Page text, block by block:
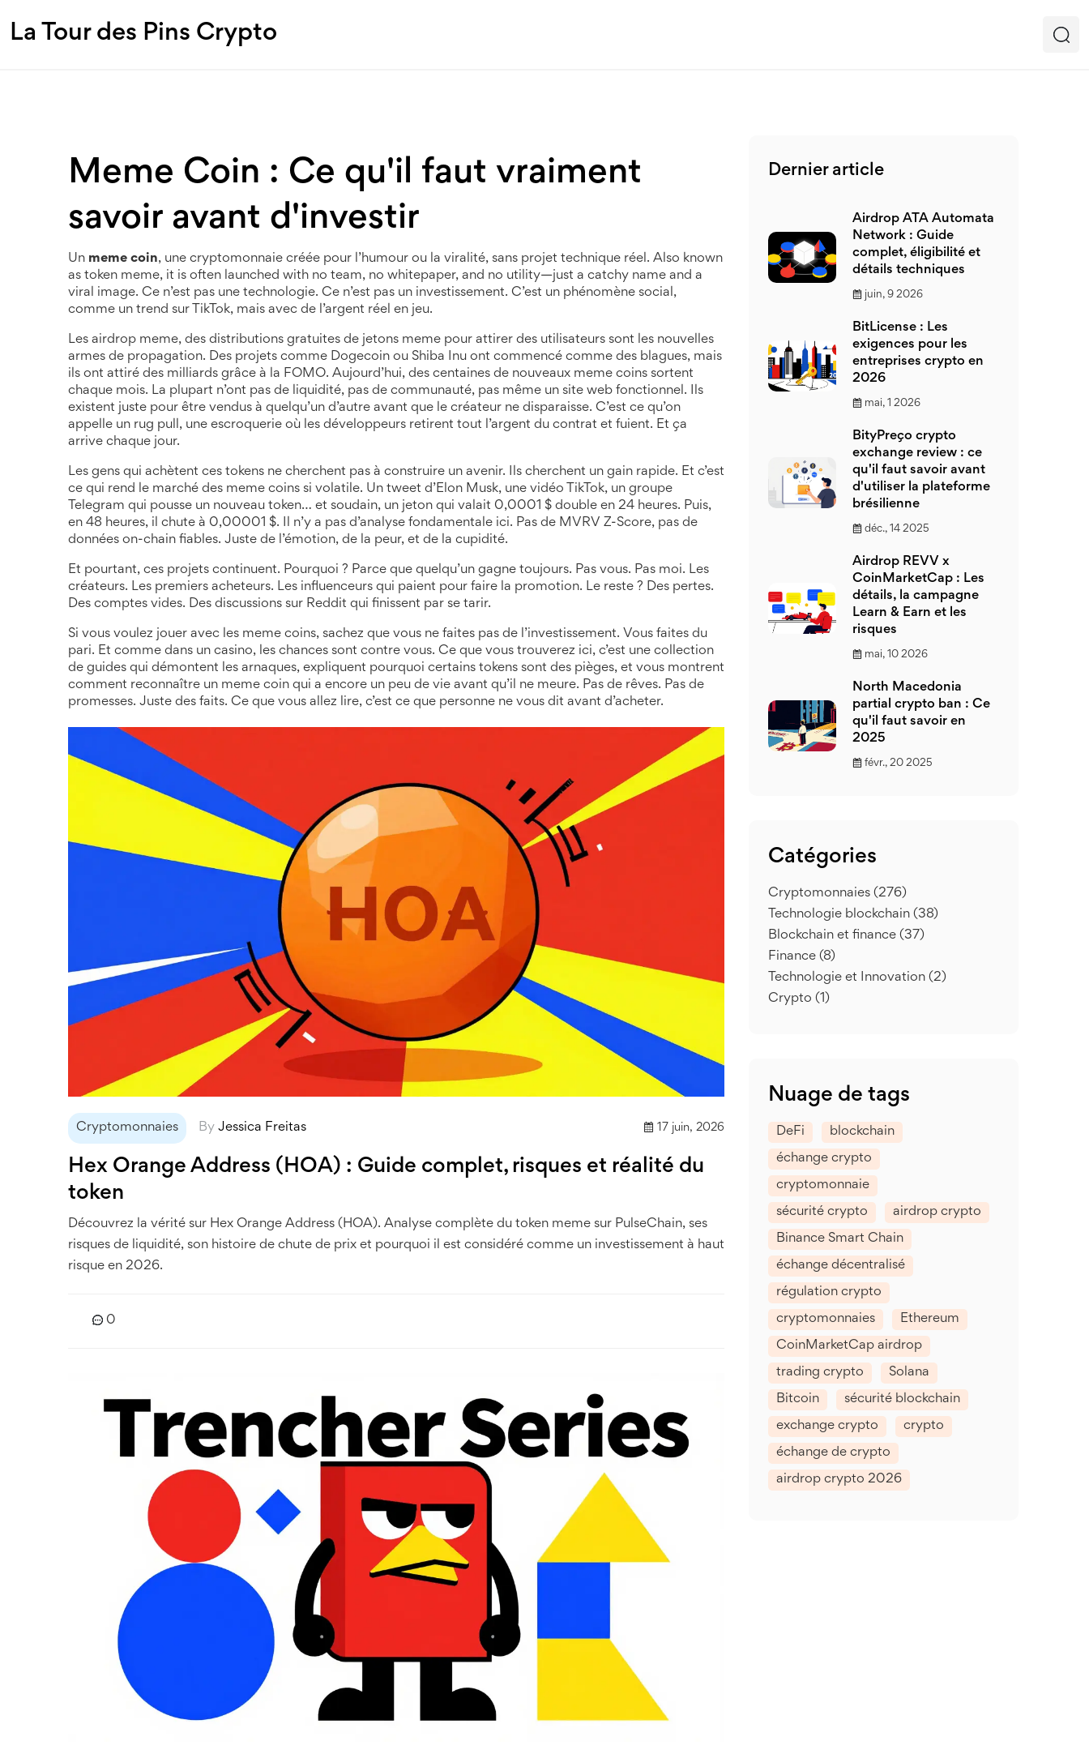
La Tour des Pins Crypto
Meme Coin : Ce qu'il faut vraiment
savoir avant d'investir
Un meme coin, une cryptomonnaie créée pour l’humour ou la viralité, sans projet technique réel. Also known
as token meme, it is often launched with no team, no whitepaper, and no utility—just a catchy name and a
viral image. Ce n’est pas une technologie. Ce n’est pas un investissement. C’est un phénomène social,
comme un trend sur TikTok, mais avec de l’argent réel en jeu.
Les airdrop meme, des distributions gratuites de jetons meme pour attirer des utilisateurs sont les nouvelles
armes de propagation. Des projets comme Dogecoin ou Shiba Inu ont commencé comme des blagues, mais
ils ont attiré des milliards grâce à la FOMO. Aujourd’hui, des centaines de nouveaux meme coins sortent
chaque mois. La plupart n’ont pas de liquidité, pas de communauté, pas même un site web fonctionnel. Ils
existent juste pour être vendus à quelqu’un d’autre avant que le créateur ne disparaisse. C’est ce qu’on
appelle un rug pull, une escroquerie où les développeurs retirent tout l’argent du contrat et fuient. Et ça
arrive chaque jour.
Les gens qui achètent ces tokens ne cherchent pas à construire un avenir. Ils cherchent un gain rapide. Et c’est
ce qui rend le marché des meme coins si volatile. Un tweet d’Elon Musk, une vidéo TikTok, un groupe
Telegram qui pousse un nouveau token… et soudain, un jeton qui valait 0,0001 $ double en 24 heures. Puis,
en 48 heures, il chute à 0,00001 $. Il n’y a pas d’analyse fondamentale ici. Pas de MVRV Z-Score, pas de
données on-chain fiables. Juste de l’émotion, de la peur, et de la cupidité.
Et pourtant, ces projets continuent. Pourquoi ? Parce que quelqu’un gagne toujours. Pas vous. Pas moi. Les
créateurs. Les premiers acheteurs. Les influenceurs qui paient pour faire la promotion. Le reste ? Des pertes.
Des comptes vides. Des discussions sur Reddit qui finissent par se tarir.
Si vous voulez jouer avec les meme coins, sachez que vous ne faites pas de l’investissement. Vous faites du
pari. Et comme dans un casino, les chances sont contre vous. Ce que vous trouverez ici, c’est une collection
de guides qui démontent les arnaques, expliquent pourquoi certains tokens sont des pièges, et vous montrent
comment reconnaître un meme coin qui a encore un peu de vie avant qu’il ne meure. Pas de rêves. Pas de
promesses. Juste des faits. Ce que vous allez lire, c’est ce que personne ne vous dit avant d’acheter.
Cryptomonnaies By Jessica Freitas 17 juin, 2026
Hex Orange Address (HOA) : Guide complet, risques et réalité du
token
Découvrez la vérité sur Hex Orange Address (HOA). Analyse complète du token meme sur PulseChain, ses
risques de liquidité, son histoire de chute de prix et pourquoi il est considéré comme un investissement à haut
risque en 2026.
0
Dernier article
Airdrop ATA Automata
Network : Guide
complet, éligibilité et
détails techniques
juin, 9 2026
BitLicense : Les
exigences pour les
entreprises crypto en
2026
mai, 1 2026
BityPreço crypto
exchange review : ce
qu'il faut savoir avant
d'utiliser la plateforme
brésilienne
déc., 14 2025
Airdrop REVV x
CoinMarketCap : Les
détails, la campagne
Learn & Earn et les
risques
mai, 10 2026
North Macedonia
partial crypto ban : Ce
qu'il faut savoir en
2025
févr., 20 2025
Catégories
Cryptomonnaies (276)
Technologie blockchain (38)
Blockchain et finance (37)
Finance (8)
Technologie et Innovation (2)
Crypto (1)
Nuage de tags
DeFi blockchain
échange crypto
cryptomonnaie
sécurité crypto airdrop crypto
Binance Smart Chain
échange décentralisé
régulation crypto
cryptomonnaies Ethereum
CoinMarketCap airdrop
trading crypto Solana
Bitcoin sécurité blockchain
exchange crypto crypto
échange de crypto
airdrop crypto 2026